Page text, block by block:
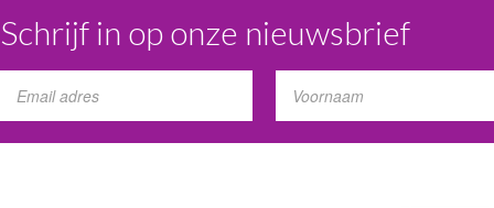
Schrijf in op onze nieuwsbrief